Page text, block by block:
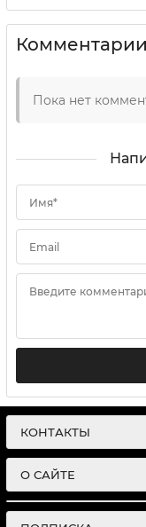
Комментарии
Пока нет
Имя*
Email
Введите
КОНТАКТЫ
О САЙТЕ